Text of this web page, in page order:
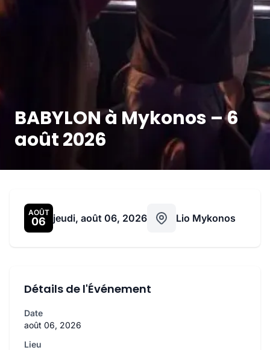
BABYLON à Mykonos – 6
août 2026
AOÛT
06 jeudi, août 06, 2026 Lio Mykonos
Détails de l'Événement
Date
août 06, 2026
Lieu